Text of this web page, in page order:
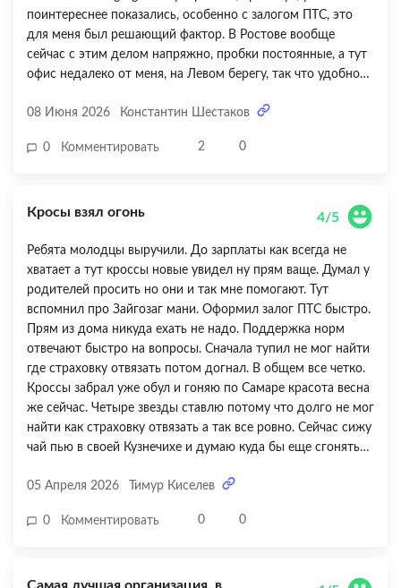
поинтереснее показались, особенно с залогом ПТС, это
для меня был решающий фактор. В Ростове вообще
сейчас с этим делом напряжно, пробки постоянные, а тут
офис недалеко от меня, на Левом берегу, так что удобно
подпортил впечатление, это первый раз лимит дали
потом, после пары выплат, подняли как надо. В принципе,
оформление. В общем, для офисного клерка вроде меня,
когда до получки еще жить и жить, вариант вполне себе
рабочий. Четыре звезды, потому что с лимитом все-таки
пришлось повозиться сначала.
08 Июня 2026 Константин Шестаков
0 Комментировать 2 0
Кросы взял огонь 4/5
Ребята молодцы выручили. До зарплаты как всегда не
хватает а тут кроссы новые увидел ну прям ваще. Думал у
родителей просить но они и так мне помогают. Тут
вспомнил про Зайгозаг мани. Оформил залог ПТС быстро.
Прям из дома никуда ехать не надо. Поддержка норм
отвечают быстро на вопросы. Сначала тупил не мог найти
где страховку отвязать потом догнал. В общем все четко.
Кроссы забрал уже обул и гоняю по Самаре красота весна
же сейчас. Четыре звезды ставлю потому что долго не мог
найти как страховку отвязать а так все ровно. Сейчас сижу
чай пью в своей Кузнечихе и думаю куда бы еще сгонять
05 Апреля 2026
Тимур Киселев
0 Комментировать 0 0
Самая лучшая организация, в